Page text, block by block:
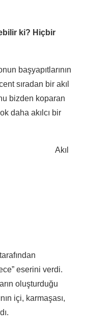
ki? Hiçbir
başyapıtlarının
sıradan bir akıl
bizden koparan
daha akılcı bir
Akıl
eserini verdi.
oluşturduğu
içi, karmaşası,